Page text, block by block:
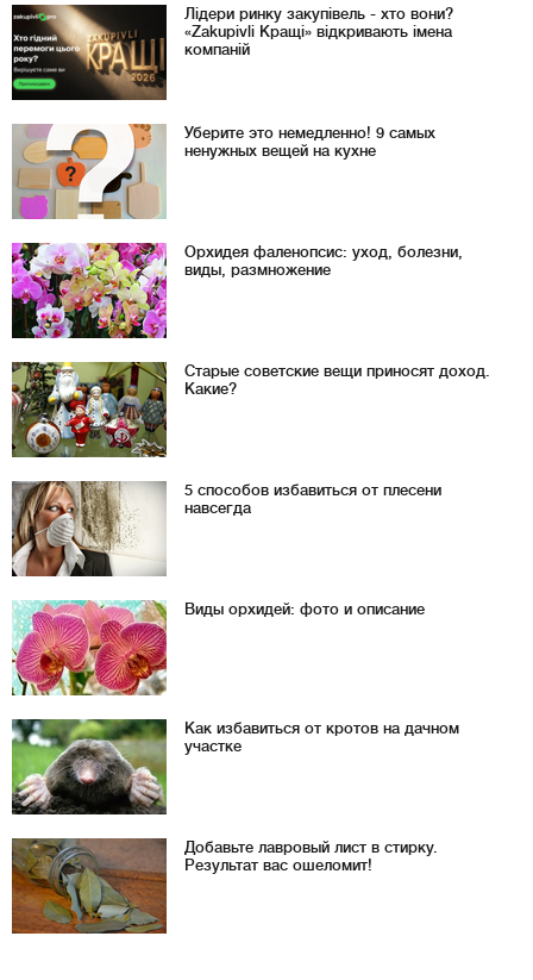
Лідери ринку закупівель - хто вони?
«Zakupivli Кращі» відкривають імена
компаній
Уберите это немедленно! 9 самых
ненужных вещей на кухне
Орхидея фаленопсис: уход, болезни,
виды, размножение
Старые советские вещи приносят доход.
Какие?
5 способов избавиться от плесени
навсегда
Виды орхидей: фото и описание
Как избавиться от кротов на дачном
участке
Добавьте лавровый лист в стирку.
Результат вас ошеломит!